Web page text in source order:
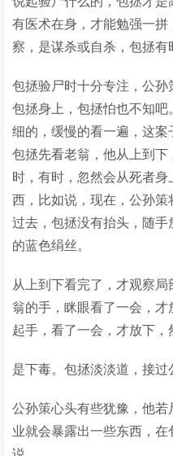
有医术在身，才能勉强一
察，是谋杀或自杀，包拯有
包拯验尸时十分专注，公
包拯身上，包拯怕也不知
细的，缓慢的看一遍，这案
包拯先看老翁，他从上到
时，有时，忽然会从死者
西，比如说，现在，公孙
过去，包拯没有抬头，随
的蓝色绢丝。
从上到下看完了，才观察
翁的手，眯眼看了一会，
起手，看了一会，才放下，
是下毒。包拯淡淡道，接过
公孙策心头有些犹豫，他
业就会暴露出一些东西，